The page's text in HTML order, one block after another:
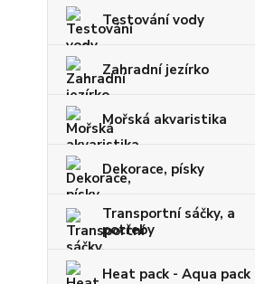
Testování vody
Zahradní jezírko
Mořská akvaristika
Dekorace, písky
Transportní sáčky, a
potřeby
Heat pack - Aqua pack